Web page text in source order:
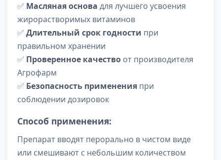
✅ Масляная основа для лучшего усвоения
жирорастворимых витаминов
✅ Длительный срок годности при
правильном хранении
✅ Проверенное качество от производителя
Агрофарм
✅ Безопасность применения при
соблюдении дозировок
Способ применения:
Препарат вводят перорально в чистом виде
или смешивают с небольшим количеством